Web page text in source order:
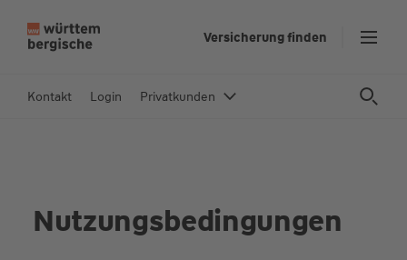
In
Versicherung finden
Kontakt Login Privatkunden
Nutzungsbedingungen